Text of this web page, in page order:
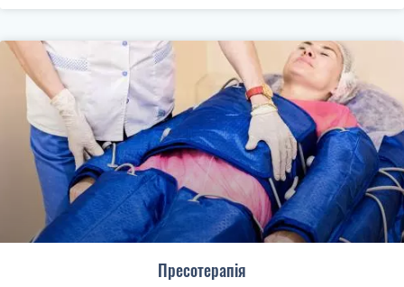
Пресотерапія